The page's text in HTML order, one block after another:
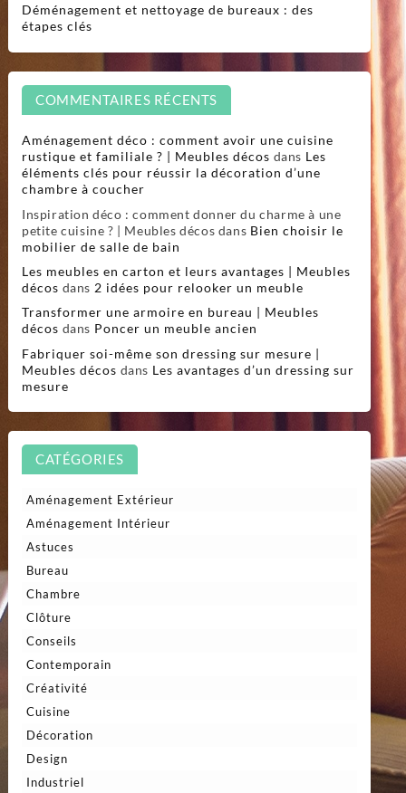
Déménagement et nettoyage de bureaux : des
étapes clés
COMMENTAIRES RÉCENTS
Aménagement déco : comment avoir une cuisine
rustique et familiale ? | Meubles décos dans Les
éléments clés pour réussir la décoration d’une
chambre à coucher
Inspiration déco : comment donner du charme à une
petite cuisine ? | Meubles décos dans Bien choisir le
mobilier de salle de bain
Les meubles en carton et leurs avantages | Meubles
décos dans 2 idées pour relooker un meuble
Transformer une armoire en bureau | Meubles
décos dans Poncer un meuble ancien
Fabriquer soi-même son dressing sur mesure |
Meubles décos dans Les avantages d’un dressing sur
mesure
CATÉGORIES
Aménagement Extérieur
Aménagement Intérieur
Astuces
Bureau
Chambre
Clôture
Conseils
Contemporain
Créativité
Cuisine
Décoration
Design
Industriel